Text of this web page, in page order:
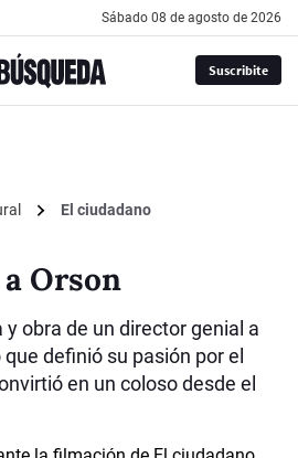
sábado 08 de agosto de 2026
Suscribite
El ciudadano
Orson
y obra de un director genial a
definió su pasión por el
en un coloso desde el